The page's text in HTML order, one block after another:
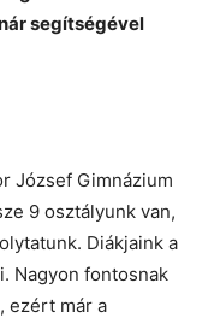
segítségével
József Gimnázium
9 osztályunk van,
Diákjaink a
Nagyon fontosnak
ezért már a